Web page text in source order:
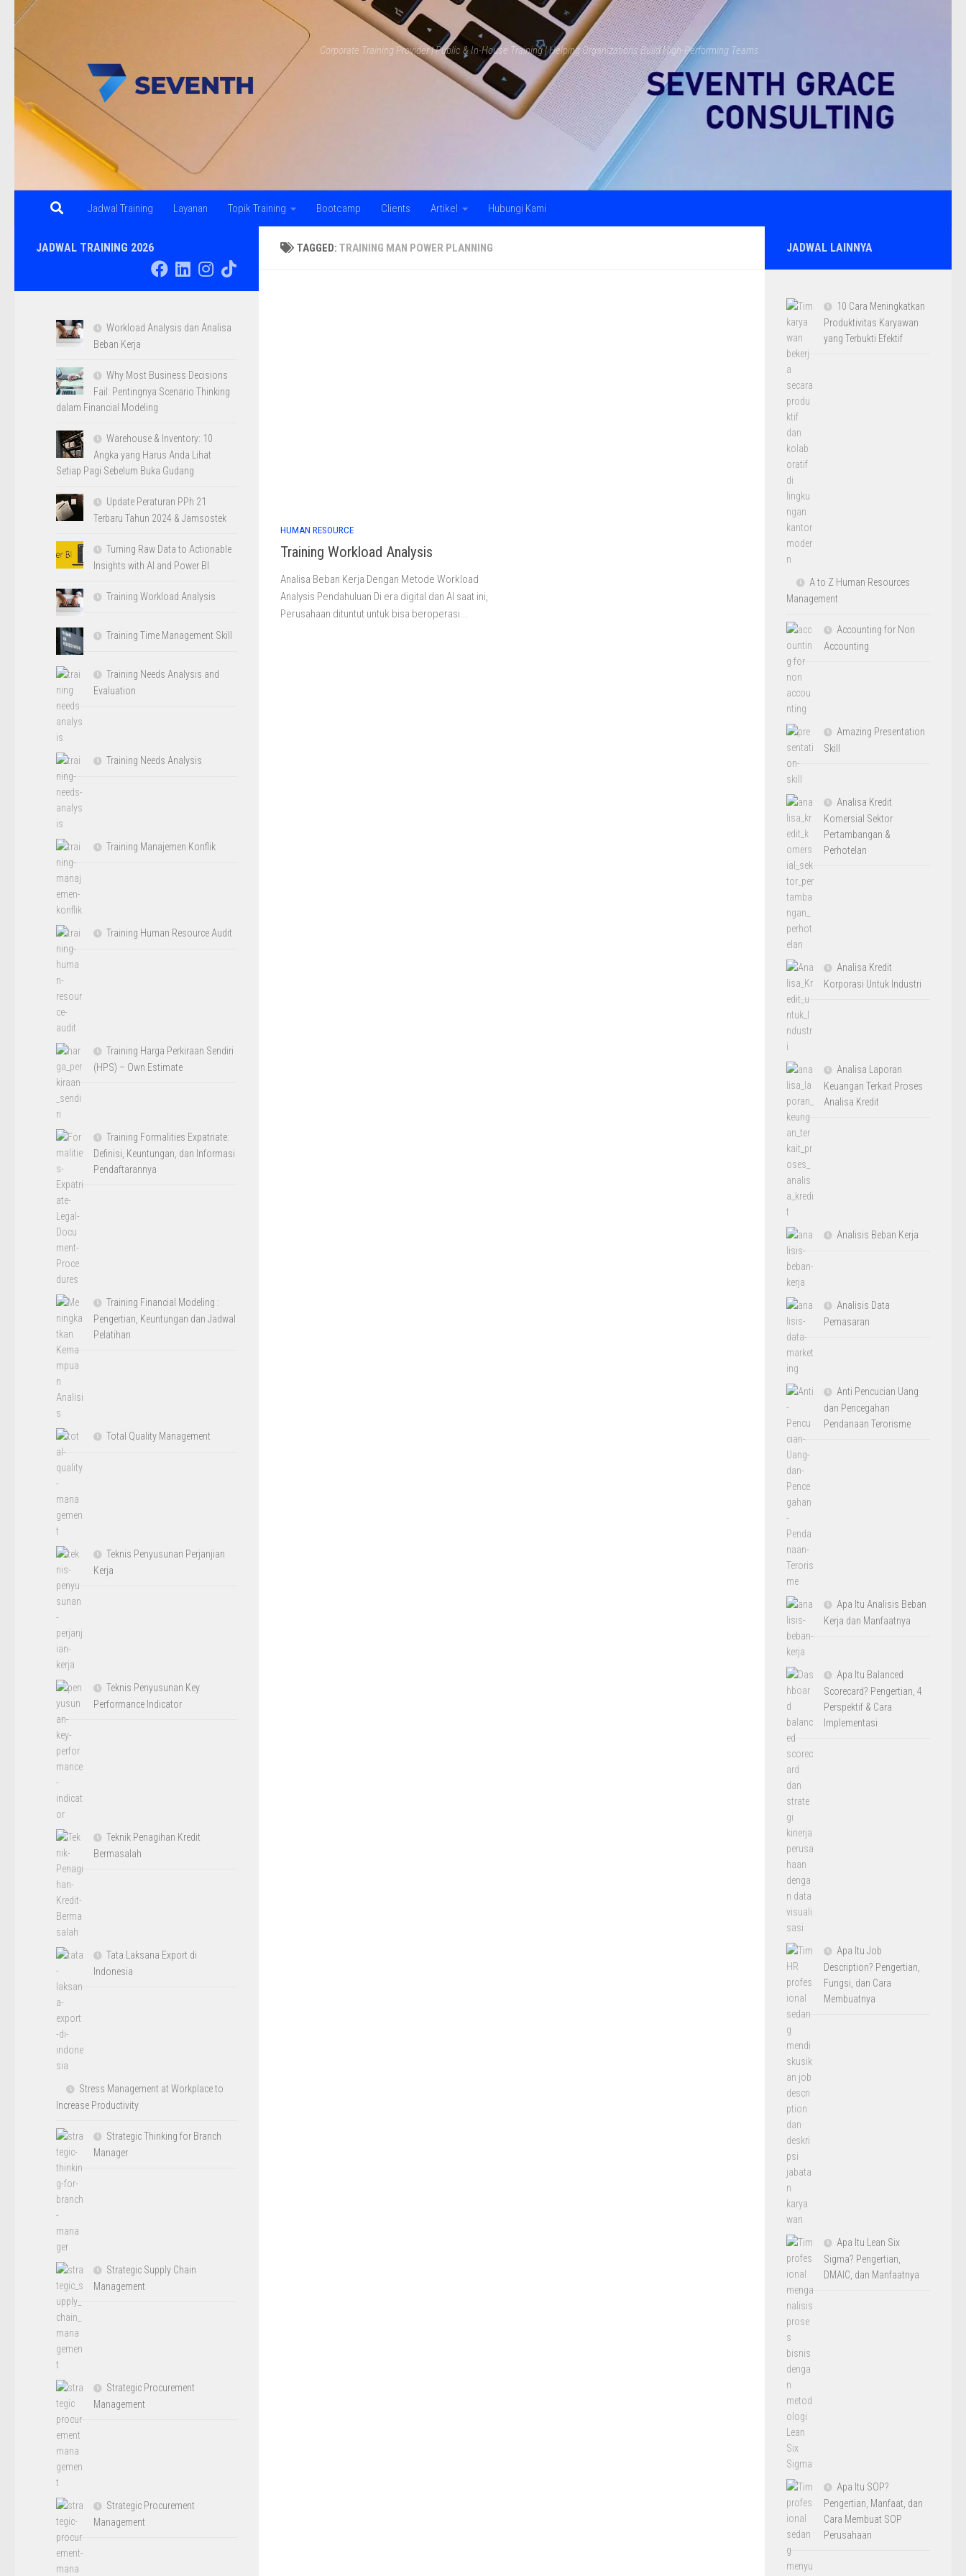
Skip to content
Corporate Training Provider | Public & In-House Training | Helping Organizations Build High-Performing Teams
Jadwal Training Layanan Topik Training Bootcamp Clients Artikel Hubungi Kami
TAGGED:TRAINING MAN POWER PLANNING
HUMAN RESOURCE
Training Workload Analysis
Analisa Beban Kerja Dengan Metode Workload
Analysis Pendahuluan Di era digital dan AI saat ini,
Perusahaan dituntut untuk bisa beroperasi...
JADWAL TRAINING 2026
Workload Analysis dan Analisa
Beban Kerja
Why Most Business Decisions
Fail: Pentingnya Scenario Thinking
dalam Financial Modeling
Warehouse & Inventory: 10
Angka yang Harus Anda Lihat
Setiap Pagi Sebelum Buka Gudang
Update Peraturan PPh 21
Terbaru Tahun 2024 & Jamsostek
Turning Raw Data to Actionable
Insights with AI and Power BI
Training Workload Analysis
Training Time Management Skill
Training Needs Analysis and
Evaluation
Training Needs Analysis
Training Manajemen Konflik
Training Human Resource Audit
Training Harga Perkiraan Sendiri
(HPS) – Own Estimate
Training Formalities Expatriate:
Definisi, Keuntungan, dan Informasi
Pendaftarannya
Training Financial Modeling :
Pengertian, Keuntungan dan Jadwal
Pelatihan
Total Quality Management
Teknis Penyusunan Perjanjian
Kerja
Teknis Penyusunan Key
Performance Indicator
Teknik Penagihan Kredit
Bermasalah
Tata Laksana Export di
Indonesia
Stress Management at Workplace to
Increase Productivity
Strategic Thinking for Branch
Manager
Strategic Supply Chain
Management
Strategic Procurement
Management
Strategic Procurement
Management
JADWAL LAINNYA
10 Cara Meningkatkan
Produktivitas Karyawan
yang Terbukti Efektif
A to Z Human Resources
Management
Accounting for Non
Accounting
Amazing Presentation
Skill
Analisa Kredit
Komersial Sektor
Pertambangan &
Perhotelan
Analisa Kredit
Korporasi Untuk Industri
Analisa Laporan
Keuangan Terkait Proses
Analisa Kredit
Analisis Beban Kerja
Analisis Data
Pemasaran
Anti Pencucian Uang
dan Pencegahan
Pendanaan Terorisme
Apa Itu Analisis Beban
Kerja dan Manfaatnya
Apa Itu Balanced
Scorecard? Pengertian, 4
Perspektif & Cara
Implementasi
Apa Itu Job
Description? Pengertian,
Fungsi, dan Cara
Membuatnya
Apa Itu Lean Six
Sigma? Pengertian,
DMAIC, dan Manfaatnya
Apa Itu SOP?
Pengertian, Manfaat, dan
Cara Membuat SOP
Perusahaan